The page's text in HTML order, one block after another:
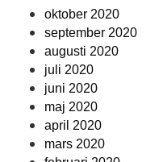
oktober 2020
september 2020
augusti 2020
juli 2020
juni 2020
maj 2020
april 2020
mars 2020